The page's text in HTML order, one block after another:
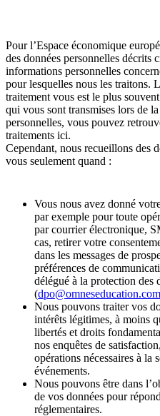
Pour l’Espace économique
des données personnelles décrits
informations personnelles
pour lesquelles nous les traitons.
traitement vous est le plus
qui vous sont transmises lors de
personnelles, vous pouvez
traitements ici.
Cependant, nous recueillons des
vous seulement quand :
Vous nous avez donné
par exemple pour toute
par courrier électronique,
cas, retirer votre
dans les messages de
préférences de
délégué à la protection des
(dpo@omneseducation.com
Nous pouvons traiter vos
intérêts légitimes, à moins
libertés et droits
nos enquêtes de
opérations nécessaires à la
événements.
Nous pouvons être dans
de vos données pour
réglementaires.